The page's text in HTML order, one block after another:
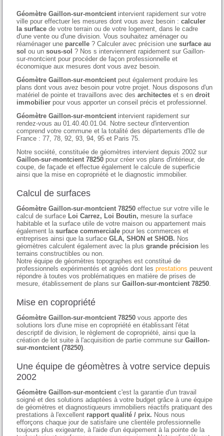
Géomètre Gaillon-sur-montcient intervient rapidement sur votre
ville pour effectuer les mesures dont vous avez besoin :calculer
la surface de votre terrain ou de votre logement, dans le cadre
d'une vente ou d'une division. Vous souhaitez aménager ou
réaménager une parcelle ? Calculer avec précision unesurface au
sol ou unsous-sol ? Nos s interviennent rapidement sur Gaillon-
sur-montcient pour procéder de façon professionnelle et
économique aux mesures dont vous avez besoin.
Géomètre Gaillon-sur-montcient peut également produire les
plans dont vous avez besoin pour votre projet. Nous disposons d'un
matériel de pointe et travaillons avec desarchitectes et s endroit
immobilier pour vous apporter un conseil précis et professionnel.
Géomètre Gaillon-sur-montcient intervient rapidement sur
rendez-vous au 01.40.40.01.04. Notre secteur d'intervention
comprend votre commune et la totalité des départements d'Ile de
France : 77, 78, 92, 93, 94, 95 et Paris 75.
Notre société, constituée de géomètres intervient depuis 2002 sur
Gaillon-sur-montcient 78250 pour créer vos plans d'intérieur, de
coupe, de façade et effectue également le calcule de superficie
ainsi que la mise en copropriété et le diagnostic immobilier.
Calcul de surfaces
Géomètre Gaillon-sur-montcient 78250 effectue sur votre ville le
calcul de surface Loi Carrez, Loi Boutin, mesure la surface
habitable et la surface utile de votre maison ou appartement mais
également lasurface commerciale pour les commerces et
entreprises ainsi que la surfaceGLA, SHON et SHOB. Nos
géomètres calculent également avec la plusgrande précision les
terrains constructibles ou non.
Notre équipe de géomètres topographes est constitué de
professionnels expérimentés et agréés dont lesprestations peuvent
répondre à toutes vos problématiques en matière de prises de
mesure, établissement de plans surGaillon-sur-montcient 78250
Mise en copropriété
Géomètre Gaillon-sur-montcient 78250 vous apporte des
solutions lors d'une mise en copropriété en établissant l'état
descriptif de division, le règlement de copropriété, ainsi que la
création de lot suite à l'acquisition de partie commune surGaillon-
sur-montcient (78250)
Une équipe de géomètres à votre service depuis
2002
Géomètre Gaillon-sur-montcient c'est la garantie d'un travail
soigné et des solutions adaptées à votre budget grâce à une équipe
de géomètres et diagnostiqueurs immobiliers réactifs pratiquant des
prestations à l'excellent rapport qualité / prix. Nous nous
efforçons chaque jour de satisfaire une clientèle professionnelle
toujours plus exigeante, à l'aide d'un équipement à la pointe de la